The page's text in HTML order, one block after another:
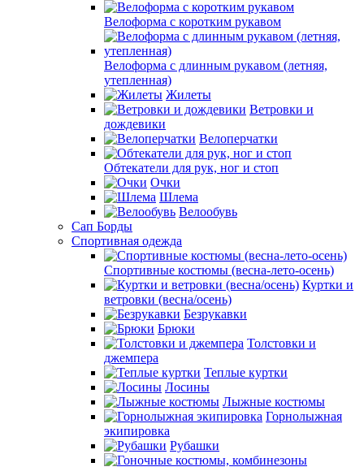
Велоформа с коротким рукавом
Велоформа с длинным рукавом (летняя,
утепленная)
Жилеты
Ветровки и
дождевики
Велоперчатки
Обтекатели для рук, ног и стоп
Очки
Шлема
Велообувь
Сап Борды
Спортивная одежда
Спортивные костюмы (весна-лето-осень)
Куртки и
ветровки (весна/осень)
Безрукавки
Брюки
Толстовки и
джемпера
Теплые куртки
Лосины
Лыжные костюмы
Горнолыжная
экипировка
Рубашки